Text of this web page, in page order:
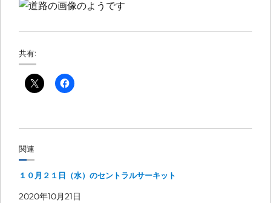
共有:
関連
１０月２１日（水）のセントラルサーキット
2020年10月21日